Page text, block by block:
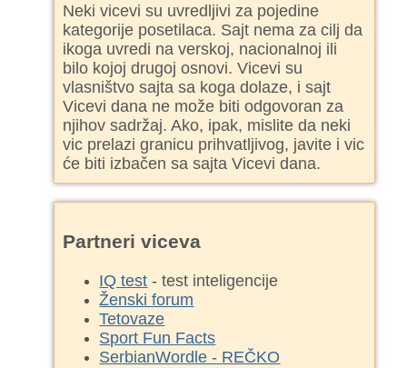
Neki vicevi su uvredljivi za pojedine
kategorije posetilaca. Sajt nema za cilj da
ikoga uvredi na verskoj, nacionalnoj ili
bilo kojoj drugoj osnovi. Vicevi su
vlasništvo sajta sa koga dolaze, i sajt
Vicevi dana ne može biti odgovoran za
njihov sadržaj. Ako, ipak, mislite da neki
vic prelazi granicu prihvatljivog, javite i vic
će biti izbačen sa sajta Vicevi dana.
Partneri viceva
IQ test - test inteligencije
Ženski forum
Tetovaze
Sport Fun Facts
SerbianWordle - REČKO